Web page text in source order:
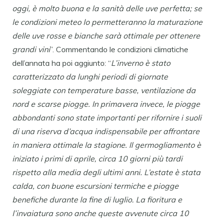
oggi, è molto buona e la sanità delle uve perfetta; se
le condizioni meteo lo permetteranno la maturazione
delle uve rosse e bianche sarà ottimale per ottenere
grandi vini”. Commentando le condizioni climatiche
dell’annata ha poi aggiunto: “L’inverno è stato
caratterizzato da lunghi periodi di giornate
soleggiate con temperature basse, ventilazione da
nord e scarse piogge. In primavera invece, le piogge
abbondanti sono state importanti per rifornire i suoli
di una riserva d’acqua indispensabile per affrontare
in maniera ottimale la stagione. Il germogliamento è
iniziato i primi di aprile, circa 10 giorni più tardi
rispetto alla media degli ultimi anni. L’estate è stata
calda, con buone escursioni termiche e piogge
benefiche durante la fine di luglio. La fioritura e
l’invaiatura sono anche queste avvenute circa 10